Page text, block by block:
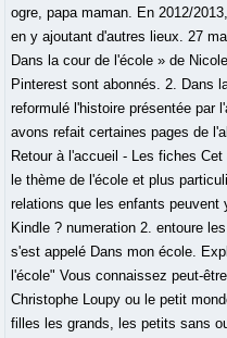
ogre, papa maman. En 2012/
en y ajoutant d'autres lieux. 27
Dans la cour de l'école » de
Pinterest sont abonnés. 2. Dans
reformulé l'histoire présentée par
avons refait certaines pages de
Retour à l'accueil - Les fiches
le thème de l'école et plus
relations que les enfants peuvent
Kindle ? numeration 2. entoure
s'est appelé Dans mon école.
l'école" Vous connaissez peut-
Christophe Loupy ou le petit
filles les grands, les petits sans